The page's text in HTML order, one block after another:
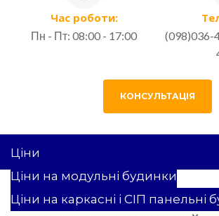
Час роботи:
Пн - Пт: 08:00 - 17:00
(098)036-
КОНСУЛЬТАЦІЯ
Ціни
Ціни на модульні будинки
Ціни на каркасні і СІП панельні
44 КВ.М.